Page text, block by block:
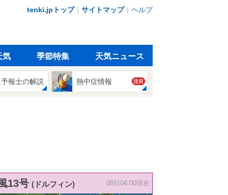
tenki.jpトップ｜ サイトマップ｜ ヘルプ
気 季節特集 天気ニュース
報士の解説 熱中症情報 注目
13号 (ドルフィン) 08日04:00現在